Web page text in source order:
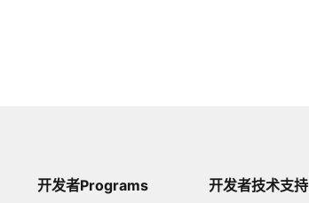
开发者Programs 开发者技术支持